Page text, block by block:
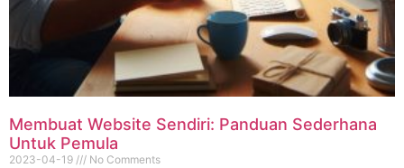
Membuat Website Sendiri: Panduan Sederhana
Untuk Pemula
2023-04-19 No Comments